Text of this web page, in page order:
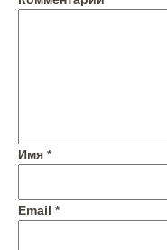
Имя *
Email *